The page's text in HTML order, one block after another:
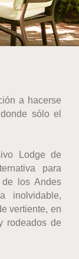
a hacerse
sólo el
Lodge de
para
los Andes
inolvidable,
vertiente, en
rodeados de